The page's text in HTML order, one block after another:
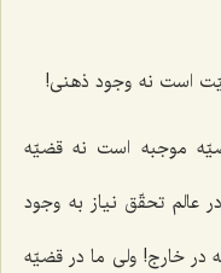
است نه وجود ذهنی!
موجبه است نه قضیّه
عالم تحقّق نیاز به وجود
در خارج! ولی ما در قضیّه